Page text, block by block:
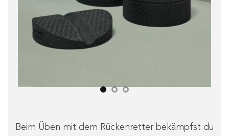
Beim Üben mit dem Rückenretter bekämpfst du